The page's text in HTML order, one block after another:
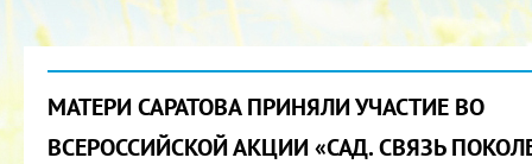
МАТЕРИ САРАТОВА ПРИНЯЛИ УЧАСТИЕ ВО
ВСЕРОССИЙСКОЙ АКЦИИ «САД. СВЯЗЬ